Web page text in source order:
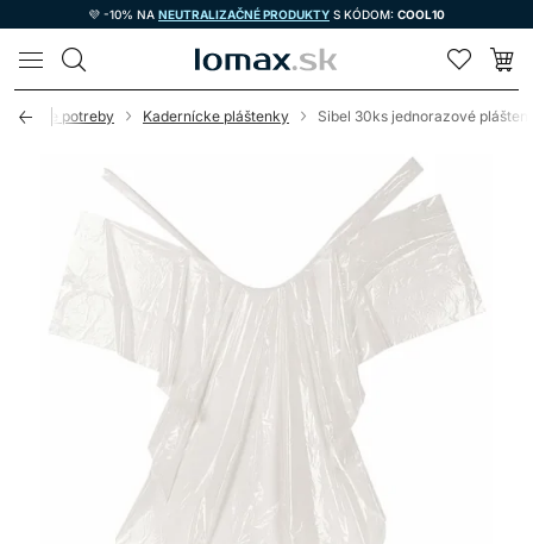
💜 -10% NA NEUTRALIZAČNÉ PRODUKTY S KÓDOM: COOL10
LOMAX
potreby Kadernícke pláštenky Sibel 30ks jednorazové